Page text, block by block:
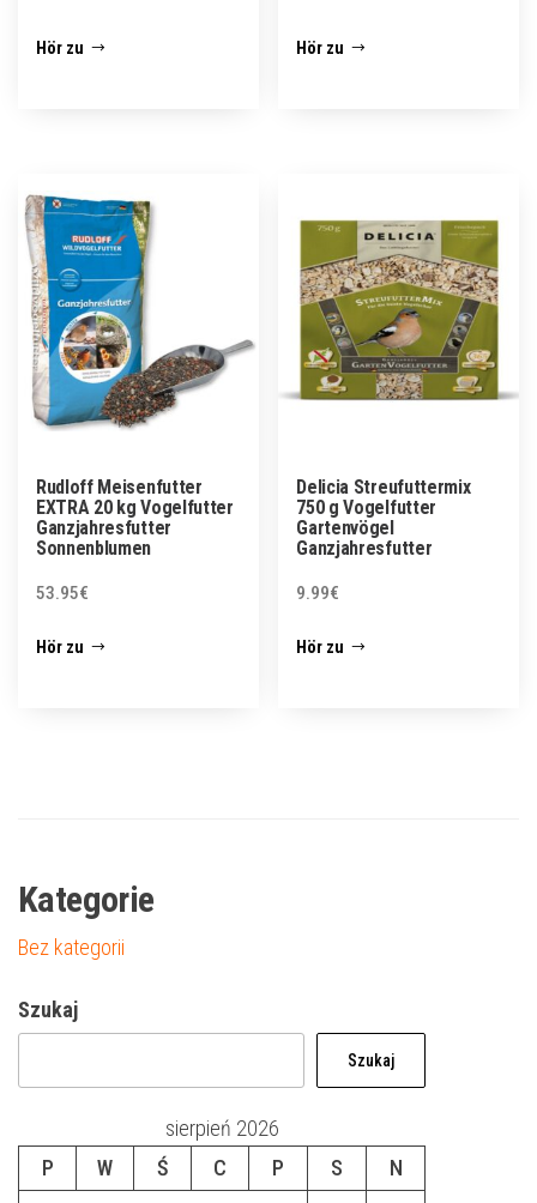
Hör zu Hör zu
Rudloff Meisenfutter
EXTRA 20 kg Vogelfutter
Ganzjahresfutter
Sonnenblumen
53.95€
Hör zu
Delicia Streufuttermix
750 g Vogelfutter
Gartenvögel
Ganzjahresfutter
9.99€
Hör zu
Kategorie
Bez kategorii
Szukaj
Szukaj
sierpień 2026
P
W Ś C P S
N